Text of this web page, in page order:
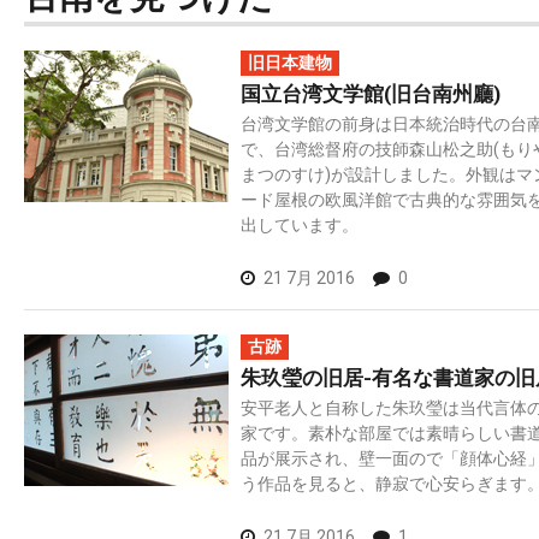
旧日本建物
国立台湾文学館(旧台南州廳)
台湾文学館の前身は日本統治時代の台
で、台湾総督府の技師森山松之助(もり
まつのすけ)が設計しました。外観はマ
ード屋根の欧風洋館で古典的な雰囲気
出しています。
21 7月 2016 0
古跡
朱玖瑩の旧居-有名な書道家の
安平老人と自称した朱玖瑩は当代言体
家です。素朴な部屋では素晴らしい書
品が展示され、壁一面ので「顔体心経
う作品を見ると、静寂で心安らぎます